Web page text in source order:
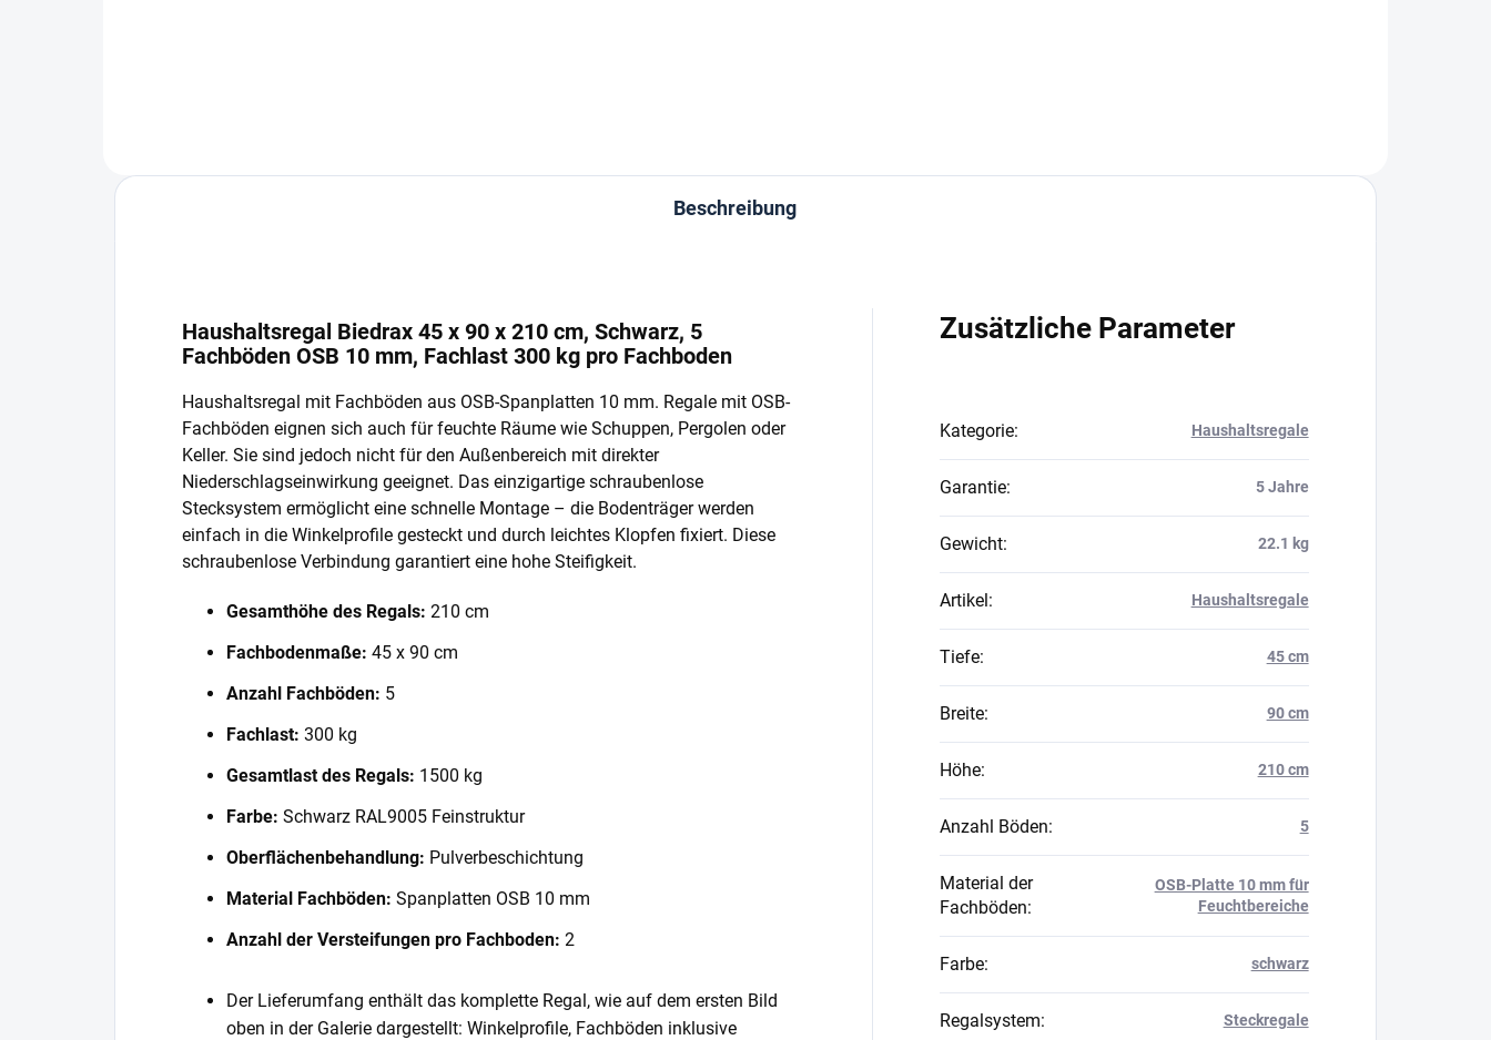
Beschreibung
Haushaltsregal Biedrax 45 x 90 x 210 cm, Schwarz, 5
Fachböden OSB 10 mm, Fachlast 300 kg pro Fachboden
Haushaltsregal mit Fachböden aus OSB-Spanplatten 10 mm. Regale mit OSB-
Fachböden eignen sich auch für feuchte Räume wie Schuppen, Pergolen oder
Keller. Sie sind jedoch nicht für den Außenbereich mit direkter
Niederschlagseinwirkung geeignet. Das einzigartige schraubenlose
Stecksystem ermöglicht eine schnelle Montage – die Bodenträger werden
einfach in die Winkelprofile gesteckt und durch leichtes Klopfen fixiert. Diese
schraubenlose Verbindung garantiert eine hohe Steifigkeit.
Gesamthöhe des Regals: 210 cm
Fachbodenmaße: 45 x 90 cm
Anzahl Fachböden: 5
Fachlast: 300 kg
Gesamtlast des Regals: 1500 kg
Farbe: Schwarz RAL9005 Feinstruktur
Oberflächenbehandlung: Pulverbeschichtung
Material Fachböden: Spanplatten OSB 10 mm
Anzahl der Versteifungen pro Fachboden: 2
Der Lieferumfang enthält das komplette Regal, wie auf dem ersten Bild
oben in der Galerie dargestellt: Winkelprofile, Fachböden inklusive
Zusätzliche Parameter
Kategorie: Haushaltsregale
Garantie: 5 Jahre
Gewicht: 22.1 kg
Artikel: Haushaltsregale
Tiefe: 45 cm
Breite: 90 cm
Höhe: 210 cm
Anzahl Böden: 5
Material der
Fachböden:
OSB-Platte 10 mm für
Feuchtbereiche
Farbe: schwarz
Regalsystem: Steckregale